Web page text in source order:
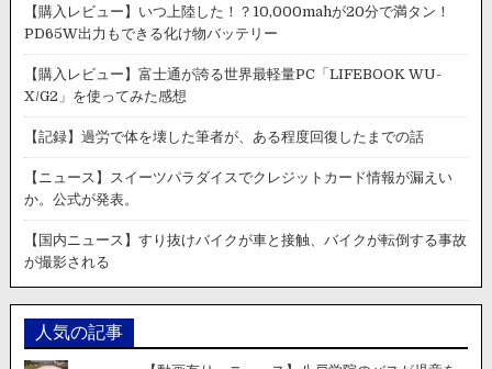
【購入レビュー】いつ上陸した！？10,000mahが20分で満タン！
PD65W出力もできる化け物バッテリー
【購入レビュー】富士通が誇る世界最軽量PC「LIFEBOOK WU-
X/G2」を使ってみた感想
【記録】過労で体を壊した筆者が、ある程度回復したまでの話
【ニュース】スイーツパラダイスでクレジットカード情報が漏えい
か。公式が発表。
【国内ニュース】すり抜けバイクが車と接触、バイクが転倒する事故
が撮影される
人気の記事